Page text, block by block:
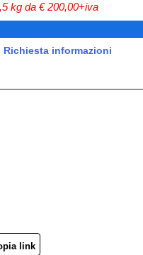
kg da € 200,00+iva
Richiesta informazioni
link